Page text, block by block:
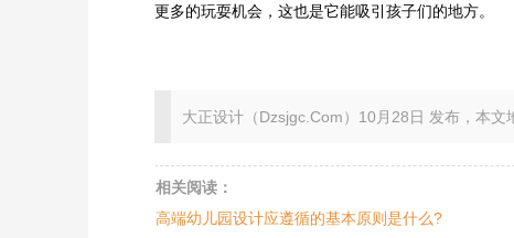
更多的玩耍机会，这也是它能吸引孩子们的地方。
大正设计（Dzsjgc.Com）10月28日 发布，本
相关阅读：
高端幼儿园设计应遵循的基本原则是什么?